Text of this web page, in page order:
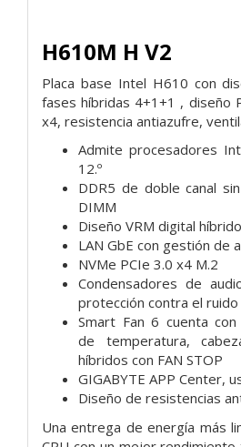
H610M H V2
Placa base Intel H610 con
fases híbridas 4+1+1 , diseño
x4, resistencia antiazufre,
Admite procesadores
12.º
DDR5 de doble canal
DIMM
Diseño VRM digital
LAN GbE con gestión de
NVMe PCIe 3.0 x4 M.2
Condensadores de
protección contra el ruido
Smart Fan 6 cuenta
de temperatura,
híbridos con FAN STOP
GIGABYTE APP Center,
Diseño de resistencias
Una entrega de energía más